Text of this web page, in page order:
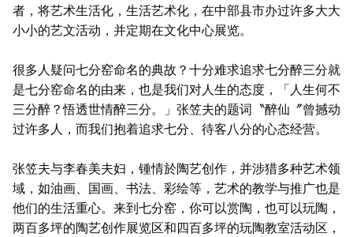
者，将艺术生活化，生活艺术化，在中部县市办过许多大大
小小的艺文活动，并定期在文化中心展览。
很多人疑问七分窑命名的典故？十分难求追求七分醉三分就
是七分窑命名的由来，也是我们对人生的态度，「人生何不
三分醉？悟透世情醉三分。」张笠夫的题词〝醉仙〞曾撼动
过许多人，而我们抱着追求七分、待客八分的心态经营。
张笠夫与李春美夫妇，锺情於陶艺创作，并涉猎多种艺术领
域，如油画、国画、书法、彩绘等，艺术的教学与推广也是
他们的生活重心。来到七分窑，你可以赏陶，也可以玩陶，
两百多坪的陶艺创作展览区和四百多坪的玩陶教室活动区，